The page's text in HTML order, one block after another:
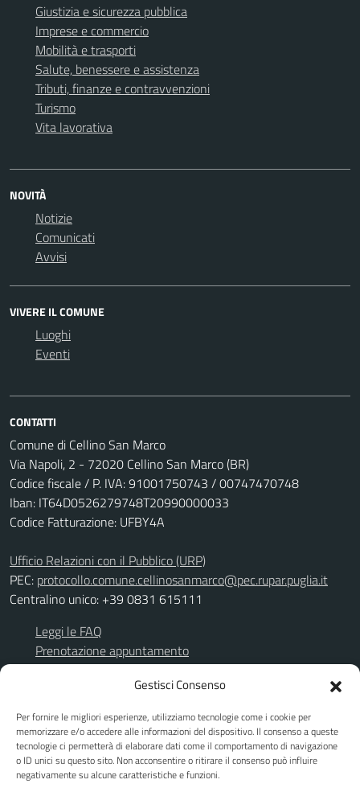
Gestisci Consenso
Per fornire le migliori esperienze, utilizziamo tecnologie come i cookie per
memorizzare e/o accedere alle informazioni del dispositivo. Il consenso a queste
tecnologie ci permetterà di elaborare dati come il comportamento di navigazione
o ID unici su questo sito. Non acconsentire o ritirare il consenso può influire
negativamente su alcune caratteristiche e funzioni.
Giustizia e sicurezza pubblica
Imprese e commercio
Mobilità e trasporti
Salute, benessere e assistenza
Tributi, finanze e contravvenzioni
Turismo
Vita lavorativa
NOVITÀ
Notizie
Comunicati
Avvisi
VIVERE IL COMUNE
Luoghi
Eventi
CONTATTI
Comune di Cellino San Marco
Via Napoli, 2 - 72020 Cellino San Marco (BR)
Codice fiscale / P. IVA: 91001750743 / 00747470748
Iban: IT64D0526279748T20990000033
Codice Fatturazione: UFBY4A
Ufficio Relazioni con il Pubblico (URP)
PEC: protocollo.comune.cellinosanmarco@pec.rupar.puglia.it
Centralino unico: +39 0831 615111
Leggi le FAQ
Prenotazione appuntamento
Richiesta assistenza
Segnalazione disservizio
Albo Pretorio
Amministrazione trasparente
TuttoGare
Informativa privacy